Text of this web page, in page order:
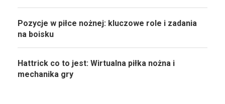
Pozycje w piłce nożnej: kluczowe role i zadania
na boisku
Hattrick co to jest: Wirtualna piłka nożna i
mechanika gry